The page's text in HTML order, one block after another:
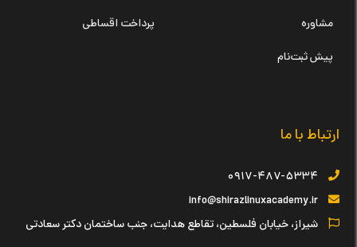
مشاوره
پیش ثبت‌نام
پرداخت اقساطی
ارتباط با ما
۰۹۱۷-۴۸۷-۵۳۳۴
info@shirazlinuxacademy.ir
شیراز، خیابان فلسطین، تقاطع هدایت، جنب ساختمان دکتر سعادتی